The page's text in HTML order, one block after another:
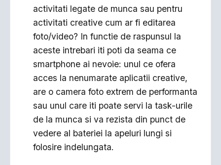
activitati legate de munca sau pentru
activitati creative cum ar fi editarea
foto/video? In functie de raspunsul la
aceste intrebari iti poti da seama ce
smartphone ai nevoie: unul ce ofera
acces la nenumarate aplicatii creative,
are o camera foto extrem de performanta
sau unul care iti poate servi la task-urile
de la munca si va rezista din punct de
vedere al bateriei la apeluri lungi si
folosire indelungata.